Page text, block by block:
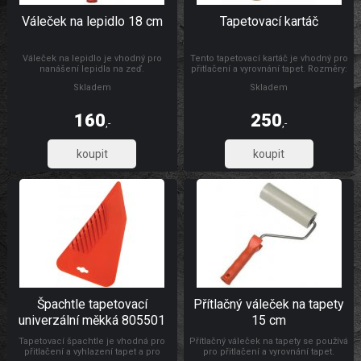
Váleček na lepidlo 18 cm
Váleček na lepidlo je vhodný pro
nanášení lepidla na zeď.
Skladem
160,-
132,23
Tapetovací kartáč
Tento tapetovací kartáč je vhodný pro
přitlačení a vyrovnání tapet. Rozměry:
Skladem
250,-
206,61
Špachtle tapetovací
univerzální měkká 805501
Tapetovací špachtle je vhodná pro
přitlačení a vyhlazení tapet a pro
Přítlačný váleček na tapety
15 cm
Přítlačný váleček na tapety se používá
pro přitlačení a vyrovnání tapet.